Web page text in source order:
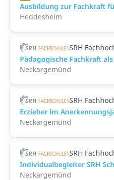
Ausbildung zur Fachkraft
Heddesheim
SRH
Pädagogische Fachkraft
Neckargemünd
SRH
Erzieher im
Neckargemünd
SRH
Individualbegleiter SRH
Neckargemünd